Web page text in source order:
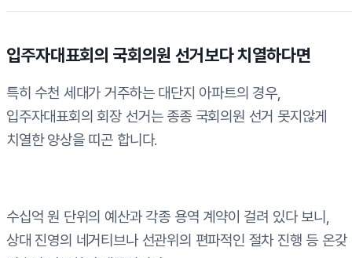
입주자대표회의 국회의원 선거보다 치열하다면
특히 수천 세대가 거주하는 대단지 아파트의 경우,
입주자대표회의 회장 선거는 종종 국회의원 선거 못지않게
치열한 양상을 띠곤 합니다.
수십억 원 단위의 예산과 각종 용역 계약이 걸려 있다 보니,
상대 진영의 네거티브나 선관위의 편파적인 절차 진행 등 온갖